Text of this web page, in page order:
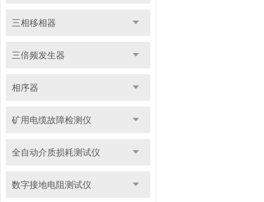
三相移相器
三倍频发生器
相序器
矿用电缆故障检测仪
全自动介质损耗测试仪
数字接地电阻测试仪